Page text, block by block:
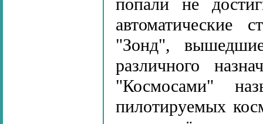
попали не
"Зонд",
различного
"Космосами"
пилотируемых